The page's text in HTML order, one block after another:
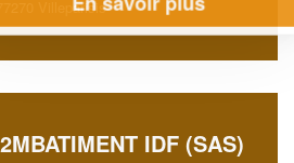
77270 Villeparisis
IDF (SAS)